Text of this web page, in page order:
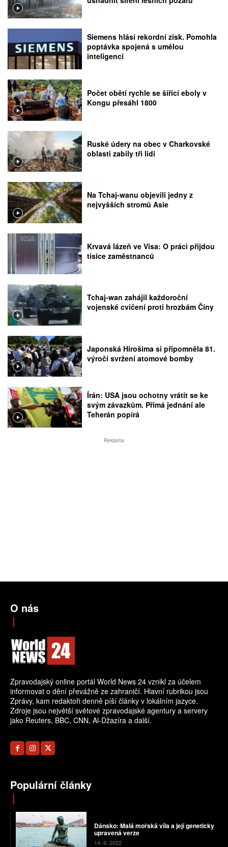
Siemens hlásí rekordní zisk. Pomohla
poptávka spojená s umělou
inteligencí
Počet obětí rychle se šířící eboly v
Kongu přesáhl 1800
Ruské údery na obec v Charkovské
oblasti zabily tři lidi
Na Tchaj-wanu objevili jedny z
nejvyšších stromů Asie
Krvavá lázeň ve Visa: O práci přijdou
tisíce zaměstnanců
Tchaj-wan zahájil každoroční
vojenské cvičení proti hrozbám Číny
Japonská Hirošima si připomněla 81.
výročí svržení atomové bomby
Írán: USA jsou ochotny vrátit se ke
svým závazkům. Přímá jednání ale
Teherán popírá
Reklama
O nás
Zpravodajský online portál World News 24 vznikl za účelem
informovat o dění převážně ze zahraničí. Hlavní rubrikou jsou
Zprávy, kam redaktoři denně píší články v lokálním jazyce.
Zdroje jsou největší světové zpravodajské agentury a servery
jako Reuters, BBC, CNN, Al-Džazíra a další.
Populární články
Dánsko: Malá mořská víla a její geneticky
upravená verze
14. 6. 2022